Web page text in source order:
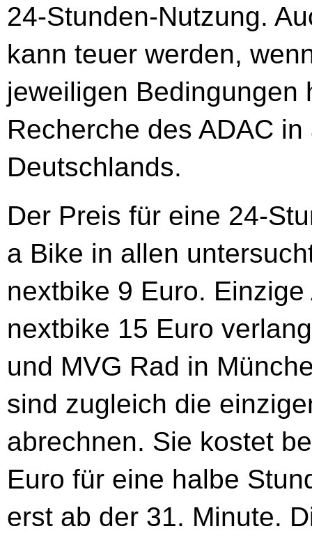
24-Stunden-Nutzung.
kann teuer werden,
jeweiligen Bedingungen
Recherche des ADAC
Deutschlands.
Der Preis für eine 24-
a Bike in allen
nextbike 9 Euro.
nextbike 15 Euro
und MVG Rad in
sind zugleich die
abrechnen. Sie kostet
Euro für eine halbe
erst ab der 31. Minute.